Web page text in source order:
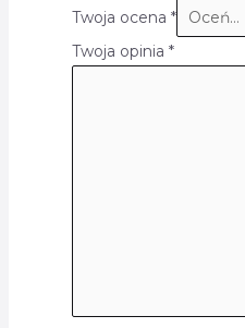
Twoja ocena *
Twoja opinia *